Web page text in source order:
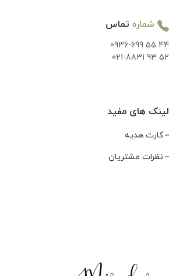
شماره تماس
0936-699 55 44
021-8831 93 52
لینک های مفید
کارت هدیه
نظرات مشتریان